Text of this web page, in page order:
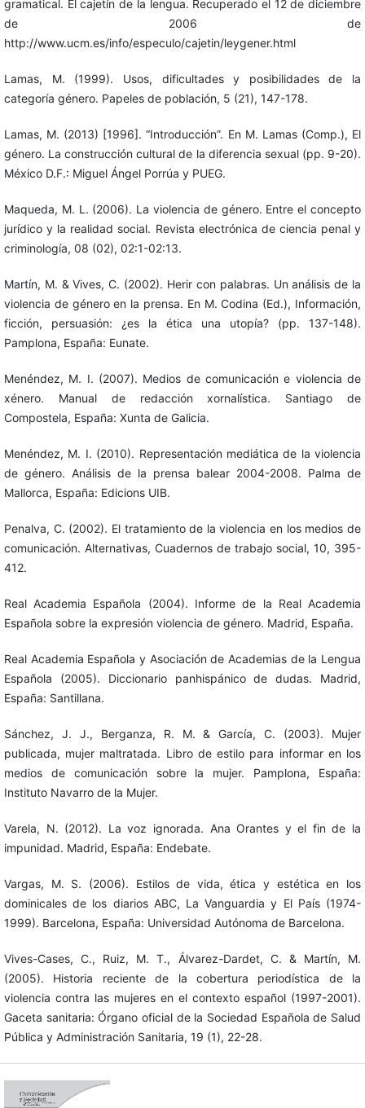
gramatical. El cajetín de la lengua. Recuperado el 12 de diciembre
de 2006 de
http://www.ucm.es/info/especulo/cajetin/leygener.html
Lamas, M. (1999). Usos, dificultades y posibilidades de la
categoría género. Papeles de población, 5 (21), 147-178.
Lamas, M. (2013) [1996]. “Introducción”. En M. Lamas (Comp.), El
género. La construcción cultural de la diferencia sexual (pp. 9-20).
México D.F.: Miguel Ángel Porrúa y PUEG.
Maqueda, M. L. (2006). La violencia de género. Entre el concepto
jurídico y la realidad social. Revista electrónica de ciencia penal y
criminología, 08 (02), 02:1-02:13.
Martín, M. & Vives, C. (2002). Herir con palabras. Un análisis de la
violencia de género en la prensa. En M. Codina (Ed.), Información,
ficción, persuasión: ¿es la ética una utopía? (pp. 137-148).
Pamplona, España: Eunate.
Menéndez, M. I. (2007). Medios de comunicación e violencia de
xénero. Manual de redacción xornalística. Santiago de
Compostela, España: Xunta de Galicia.
Menéndez, M. I. (2010). Representación mediática de la violencia
de género. Análisis de la prensa balear 2004-2008. Palma de
Mallorca, España: Edicions UIB.
Penalva, C. (2002). El tratamiento de la violencia en los medios de
comunicación. Alternativas, Cuadernos de trabajo social, 10, 395-
412.
Real Academia Española (2004). Informe de la Real Academia
Española sobre la expresión violencia de género. Madrid, España.
Real Academia Española y Asociación de Academias de la Lengua
Española (2005). Diccionario panhispánico de dudas. Madrid,
España: Santillana.
Sánchez, J. J., Berganza, R. M. & García, C. (2003). Mujer
publicada, mujer maltratada. Libro de estilo para informar en los
medios de comunicación sobre la mujer. Pamplona, España:
Instituto Navarro de la Mujer.
Varela, N. (2012). La voz ignorada. Ana Orantes y el fin de la
impunidad. Madrid, España: Endebate.
Vargas, M. S. (2006). Estilos de vida, ética y estética en los
dominicales de los diarios ABC, La Vanguardia y El País (1974-
1999). Barcelona, España: Universidad Autónoma de Barcelona.
Vives-Cases, C., Ruiz, M. T., Álvarez-Dardet, C. & Martín, M.
(2005). Historia reciente de la cobertura periodística de la
violencia contra las mujeres en el contexto español (1997-2001).
Gaceta sanitaria: Órgano oficial de la Sociedad Española de Salud
Pública y Administración Sanitaria, 19 (1), 22-28.